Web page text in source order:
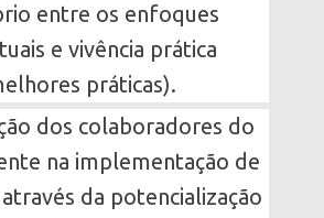
entre os enfoques
e vivência prática
práticas).
dos colaboradores do
na implementação de
da potencialização